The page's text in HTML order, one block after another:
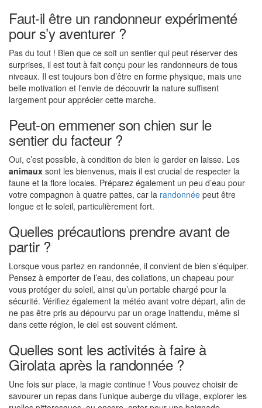
Faut-il être un randonneur expérimenté
pour s’y aventurer ?
Pas du tout ! Bien que ce soit un sentier qui peut réserver des
surprises, il est tout à fait conçu pour les randonneurs de tous
niveaux. Il est toujours bon d’être en forme physique, mais une
belle motivation et l’envie de découvrir la nature suffisent
largement pour apprécier cette marche.
Peut-on emmener son chien sur le
sentier du facteur ?
Oui, c’est possible, à condition de bien le garder en laisse. Les
animaux sont les bienvenus, mais il est crucial de respecter la
faune et la flore locales. Préparez également un peu d’eau pour
votre compagnon à quatre pattes, car la randonnée peut être
longue et le soleil, particulièrement fort.
Quelles précautions prendre avant de
partir ?
Lorsque vous partez en randonnée, il convient de bien s’équiper.
Pensez à emporter de l’eau, des collations, un chapeau pour
vous protéger du soleil, ainsi qu’un portable chargé pour la
sécurité. Vérifiez également la météo avant votre départ, afin de
ne pas être pris au dépourvu par un orage inattendu, même si
dans cette région, le ciel est souvent clément.
Quelles sont les activités à faire à
Girolata après la randonnée ?
Une fois sur place, la magie continue ! Vous pouvez choisir de
savourer un repas dans l’unique auberge du village, explorer les